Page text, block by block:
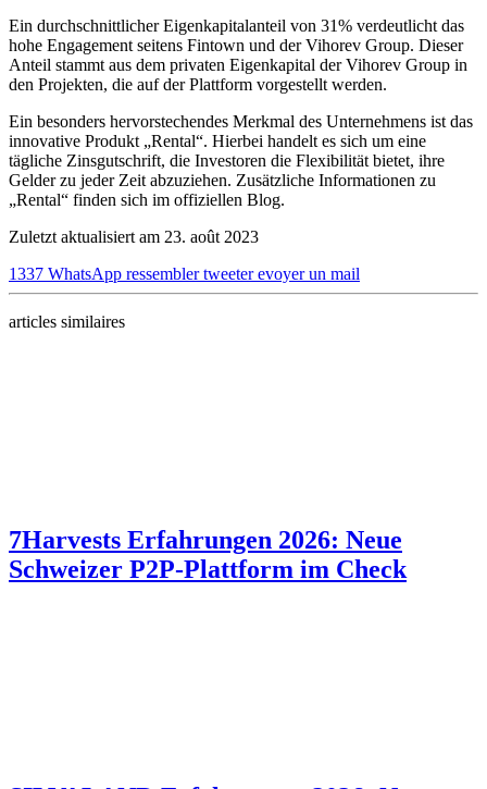
Ein durchschnittlicher Eigenkapitalanteil von 31% verdeutlicht das
hohe Engagement seitens Fintown und der Vihorev Group. Dieser
Anteil stammt aus dem privaten Eigenkapital der Vihorev Group in
den Projekten, die auf der Plattform vorgestellt werden.
Ein besonders hervorstechendes Merkmal des Unternehmens ist das
innovative Produkt „Rental“. Hierbei handelt es sich um eine
tägliche Zinsgutschrift, die Investoren die Flexibilität bietet, ihre
Gelder zu jeder Zeit abzuziehen. Zusätzliche Informationen zu
„Rental“ finden sich im offiziellen Blog.
Zuletzt aktualisiert am 23. août 2023
1337 WhatsApp ressembler tweeter evoyer un mail
articles similaires
7Harvests Erfahrungen 2026: Neue
Schweizer P2P-Plattform im Check